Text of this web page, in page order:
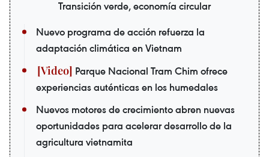
Transición verde, economía circular
Nuevo programa de acción refuerza la
adaptación climática en Vietnam
Parque Nacional Tram Chim ofrece
experiencias auténticas en los humedales
Nuevos motores de crecimiento abren nuevas
oportunidades para acelerar desarrollo de la
agricultura vietnamita